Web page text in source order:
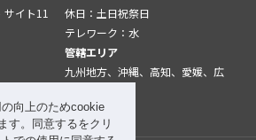
向上のためcookie
す。同意するをクリ
サイト11
休日：土日祝祭日
テレワーク：水
管轄エリア
九州地方、沖縄、高知、愛媛、広